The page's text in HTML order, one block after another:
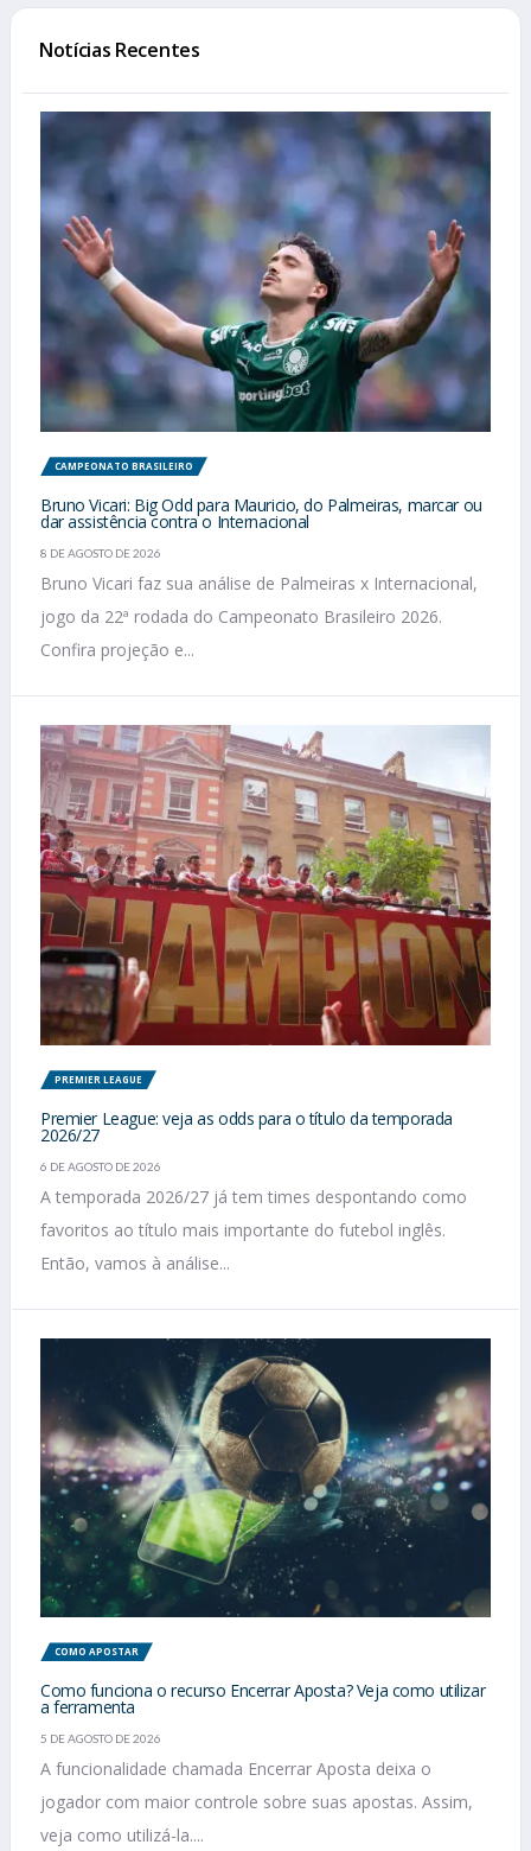
Notícias Recentes
CAMPEONATO BRASILEIRO
Bruno Vicari: Big Odd para Mauricio, do Palmeiras, marcar ou
dar assistência contra o Internacional
8 DE AGOSTO DE 2026
Bruno Vicari faz sua análise de Palmeiras x Internacional,
jogo da 22ª rodada do Campeonato Brasileiro 2026.
Confira projeção e...
PREMIER LEAGUE
Premier League: veja as odds para o título da temporada
2026/27
6 DE AGOSTO DE 2026
A temporada 2026/27 já tem times despontando como
favoritos ao título mais importante do futebol inglês.
Então, vamos à análise...
COMO APOSTAR
Como funciona o recurso Encerrar Aposta? Veja como utilizar
a ferramenta
5 DE AGOSTO DE 2026
A funcionalidade chamada Encerrar Aposta deixa o
jogador com maior controle sobre suas apostas. Assim,
veja como utilizá-la....